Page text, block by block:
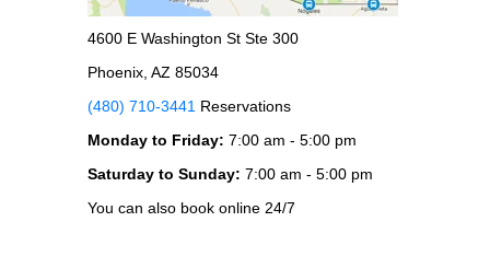
4600 E Washington St Ste 300
Phoenix, AZ 85034
(480) 710-3441 Reservations
Monday to Friday: 7:00 am - 5:00 pm
Saturday to Sunday: 7:00 am - 5:00 pm
You can also book online 24/7